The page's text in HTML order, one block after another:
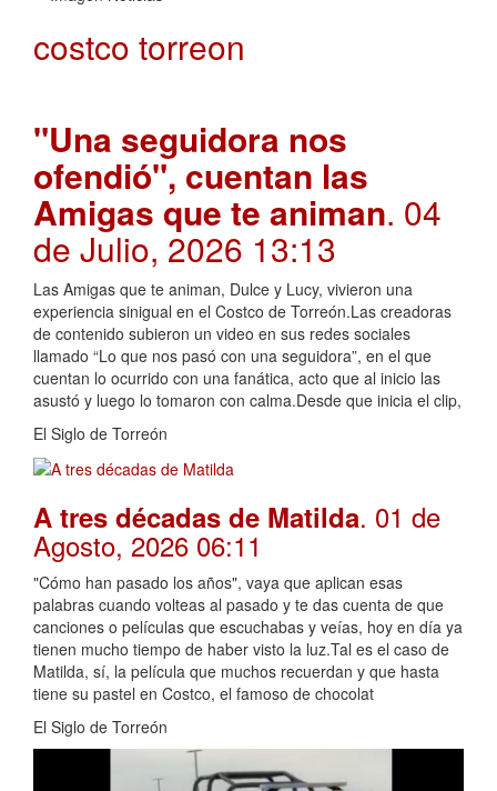
costco torreon
"Una seguidora nos
ofendió", cuentan las
Amigas que te animan. 04
de Julio, 2026 13:13
Las Amigas que te animan, Dulce y Lucy, vivieron una
experiencia sinigual en el Costco de Torreón.Las creadoras
de contenido subieron un video en sus redes sociales
llamado “Lo que nos pasó con una seguidora”, en el que
cuentan lo ocurrido con una fanática, acto que al inicio las
asustó y luego lo tomaron con calma.Desde que inicia el clip,
El Siglo de Torreón
A tres décadas de Matilda. 01 de
Agosto, 2026 06:11
"Cómo han pasado los años", vaya que aplican esas
palabras cuando volteas al pasado y te das cuenta de que
canciones o películas que escuchabas y veías, hoy en día ya
tienen mucho tiempo de haber visto la luz.Tal es el caso de
Matilda, sí, la película que muchos recuerdan y que hasta
tiene su pastel en Costco, el famoso de chocolat
El Siglo de Torreón